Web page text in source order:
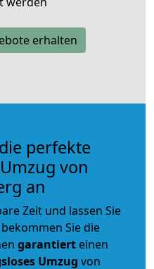
erhalten
perfekte
von
an
Zeit und lassen Sie
Sie die
garantiert einen
Umzug von